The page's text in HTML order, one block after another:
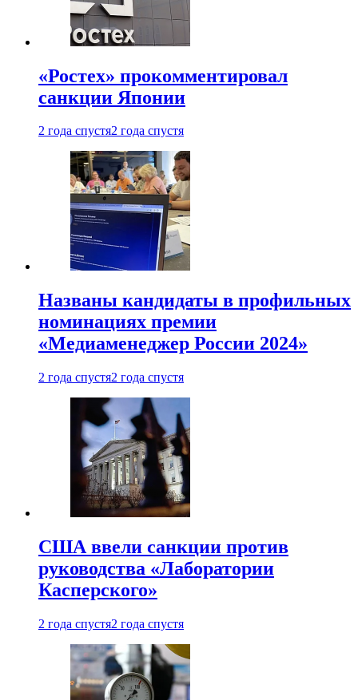
«Ростех» прокомментировал
санкции Японии
2 года спустя2 года спустя
Названы кандидаты в профильных
номинациях премии
«Медиаменеджер России 2024»
2 года спустя2 года спустя
США ввели санкции против
руководства «Лаборатории
Касперского»
2 года спустя2 года спустя